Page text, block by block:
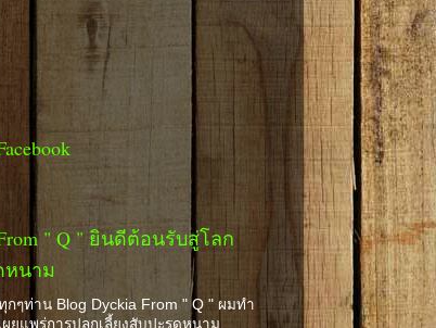
" Q " ยินดีต้อนรับสู่โลก
หนาม
กๆท่าน Blog Dyckia From " Q " ผมทำ
ยแพร่การปลูกเลี้ยงสับปะรดหนาม